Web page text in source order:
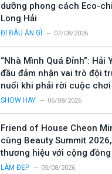
dưỡng phong cách Eco-
Long Hải
ĐI ĐÂU ĂN GÌ 07/08/2026
“Nhà Mình Quá Đỉnh”: Hải
đầu đảm nhận vai trò đội
nuối khi phải rời cuộc chơi
SHOW HAY 06/08/2026
Friend of House Cheon
cùng Beauty Summit
thương hiệu với cộng
LÀM ĐẸP 05/08/2026